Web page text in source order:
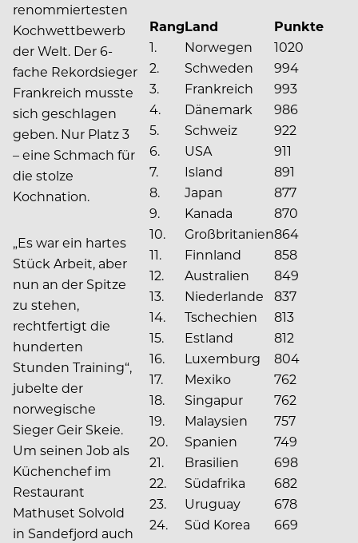
RangLand
Punkte
1.
Norwegen
1020
2.
Schweden
994
3.
Frankreich
993
4.
Dänemark
986
5.
Schweiz
922
6.
USA
911
7.
Island
891
8.
Japan
877
9.
Kanada
870
10.
Großbritanien864
11.
Finnland
858
12.
Australien
849
13.
Niederlande
837
14.
Tschechien
813
15.
Estland
812
16.
Luxemburg
804
17.
Mexiko
762
18.
Singapur
762
19.
Malaysien
757
20.
Spanien
749
21.
Brasilien
698
22.
Südafrika
682
23.
Uruguay
678
24.
Süd Korea 669
renommiertesten
Kochwettbewerb
der Welt. Der 6-
fache Rekordsieger
Frankreich musste
sich geschlagen
geben. Nur Platz 3
– eine Schmach für
die stolze
Kochnation.
„Es war ein hartes
Stück Arbeit, aber
nun an der Spitze
zu stehen,
rechtfertigt die
hunderten
Stunden Training“,
jubelte der
norwegische
Sieger Geir Skeie.
Um seinen Job als
Küchenchef im
Restaurant
Mathuset Solvold
in Sandefjord auch